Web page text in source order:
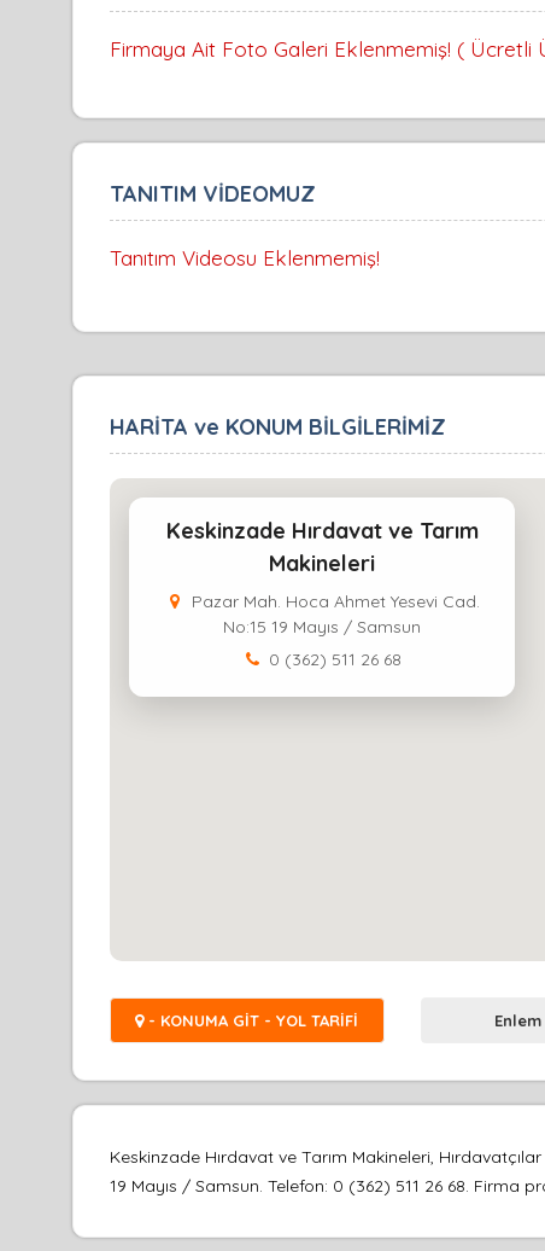
Firmaya Ait Foto Galeri Eklenmemiş! ( Ücretli
TANITIM VİDEOMUZ
Tanıtım Videosu Eklenmemiş!
HARİTA ve KONUM BİLGİLERİMİZ
Keskinzade Hırdavat ve Tarım
Makineleri
Pazar Mah. Hoca Ahmet Yesevi Cad.
No:15 19 Mayıs / Samsun
0 (362) 511 26 68
- KONUMA GİT - YOL TARİFİ
Keskinzade Hırdavat ve Tarım Makineleri,
19 Mayıs / Samsun. Telefon: 0 (362) 511 26 68.